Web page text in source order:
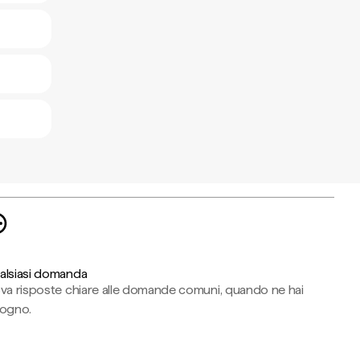
domanda
risposte chiare alle domande comuni, quando ne hai